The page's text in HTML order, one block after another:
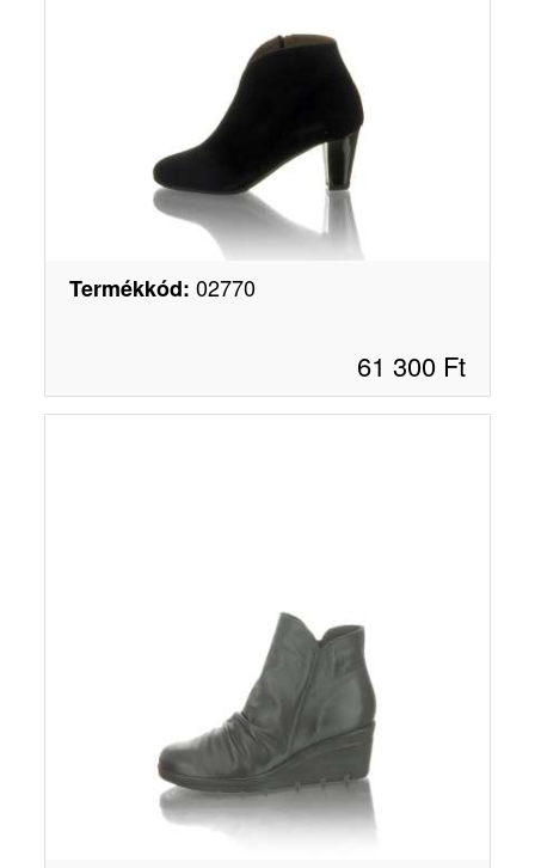
Termékkód: 02770
61 300 Ft